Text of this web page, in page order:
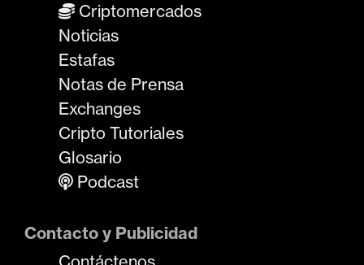
Criptomercados
Noticias
Estafas
Notas de Prensa
Exchanges
Cripto Tutoriales
Glosario
Podcast
Contacto y Publicidad